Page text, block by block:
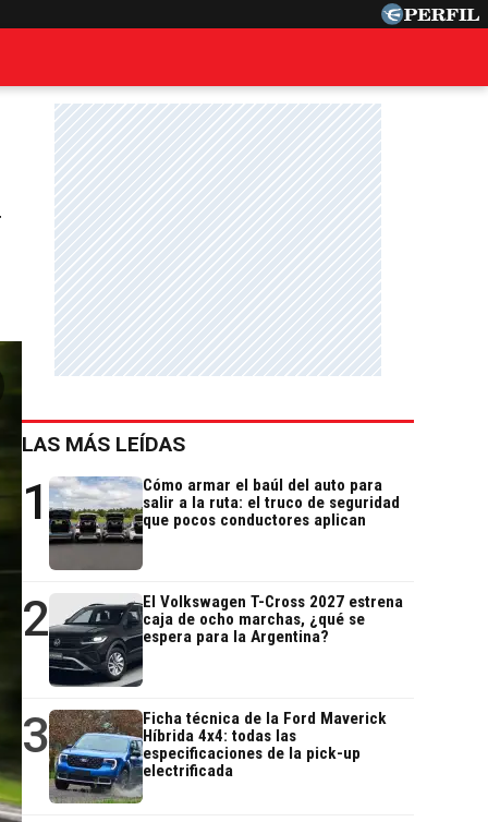
LAS MÁS LEÍDAS
1
Cómo armar el baúl del auto para
salir a la ruta: el truco de seguridad
que pocos conductores aplican
2
El Volkswagen T-Cross 2027 estrena
caja de ocho marchas, ¿qué se
espera para la Argentina?
3
Ficha técnica de la Ford Maverick
Híbrida 4x4: todas las
especificaciones de la pick-up
electrificada